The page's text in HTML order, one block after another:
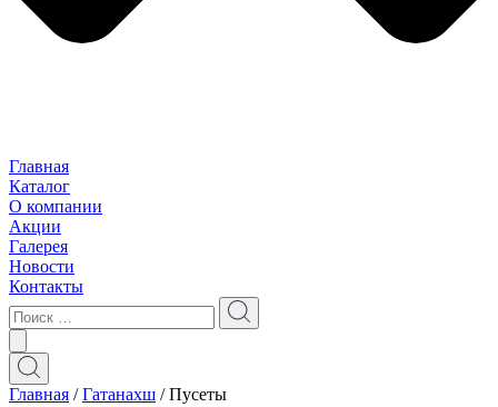
Главная
Каталог
О компании
Акции
Галерея
Новости
Контакты
Главная /Гатанахш / Пусеты